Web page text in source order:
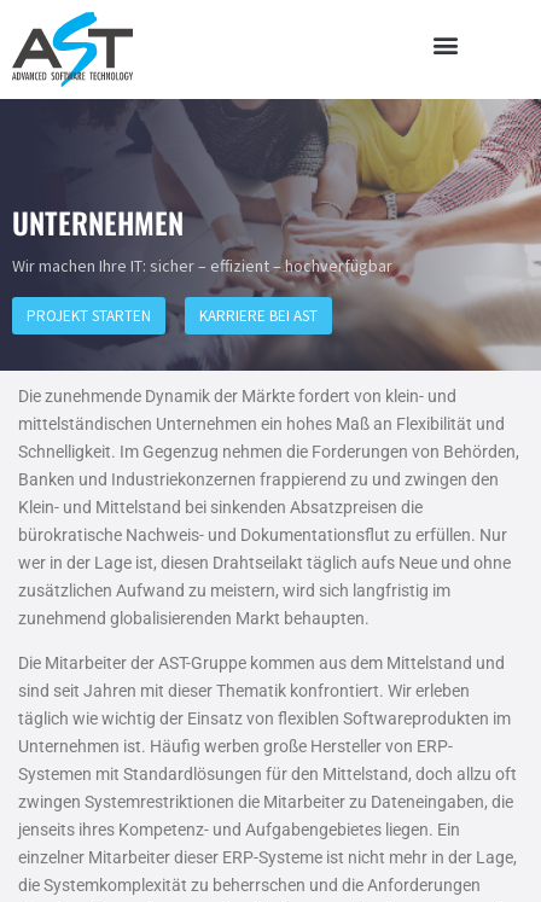
UNTERNEHMEN
Wir machen Ihre IT: sicher – effizient – hochverfügbar
PROJEKT STARTEN KARRIERE BEI AST
Die zunehmende Dynamik der Märkte fordert von klein- und
mittelständischen Unternehmen ein hohes Maß an Flexibilität und
Schnelligkeit. Im Gegenzug nehmen die Forderungen von Behörden,
Banken und Industriekonzernen frappierend zu und zwingen den
Klein- und Mittelstand bei sinkenden Absatzpreisen die
bürokratische Nachweis- und Dokumentationsflut zu erfüllen. Nur
wer in der Lage ist, diesen Drahtseilakt täglich aufs Neue und ohne
zusätzlichen Aufwand zu meistern, wird sich langfristig im
zunehmend globalisierenden Markt behaupten.
Die Mitarbeiter der AST-Gruppe kommen aus dem Mittelstand und
sind seit Jahren mit dieser Thematik konfrontiert. Wir erleben
täglich wie wichtig der Einsatz von flexiblen Softwareprodukten im
Unternehmen ist. Häufig werben große Hersteller von ERP-
Systemen mit Standardlösungen für den Mittelstand, doch allzu oft
zwingen Systemrestriktionen die Mitarbeiter zu Dateneingaben, die
jenseits ihres Kompetenz- und Aufgabengebietes liegen. Ein
einzelner Mitarbeiter dieser ERP-Systeme ist nicht mehr in der Lage,
die Systemkomplexität zu beherrschen und die Anforderungen